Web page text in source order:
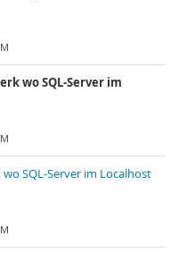
wo SQL-Server im
SQL-Server im Localhost